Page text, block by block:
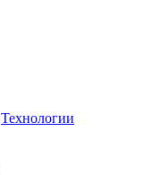
Технологии